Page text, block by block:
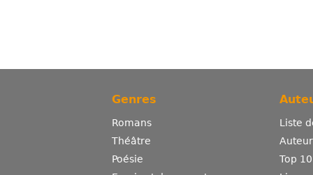
Genres
Romans
Théâtre
Poésie
Liste
Top